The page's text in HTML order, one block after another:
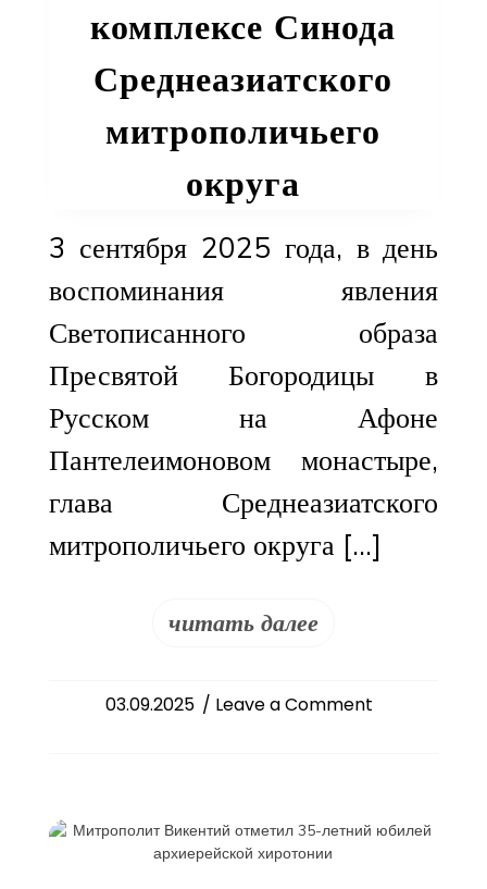
комплексе Синода
Среднеазиатского
митрополичьего
округа
3 сентября 2025 года, в день
воспоминания явления
Светописанного образа
Пресвятой Богородицы в
Русском на Афоне
Пантелеимоновом монастыре,
глава Среднеазиатского
митрополичьего округа […]
читать далее
03.09.2025 / Leave a Comment
в